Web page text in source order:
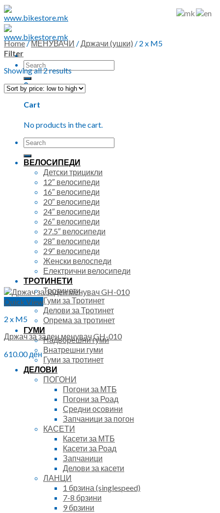
Skip
to
content
Search
for:
0
Cart
No products in the cart.
Search
for:
ВЕЛОСИПЕДИ
Детски трицикли
12″ велосипеди
16″ велосипеди
20″ велосипеди
24″ велосипеди
26″ велосипеди
27.5″ велосипеди
28″ велосипеди
29″ велосипеди
Женски велоспеди
Електрични велосипеди
ТРОТИНЕТИ
Тротинети
Гуми за Тротинет
Делови за Тротинет
Опрема за тротинет
ГУМИ
Надворешни гуми
Внатрешни гуми
Гуми за тротинет
ДЕЛОВИ
ПОГОНИ
Погони за МТБ
Погони за Роад
Средни осовини
Запчаници за погон
КАСЕТИ
Касети за МТБ
Касети за Роад
Запчаници
Делови за касети
ЛАНЦИ
1 брзина (singlespeed)
7-8 брзини
9 брзини
Home/МЕНУВАЧИ /Држачи (ушки) / 2 x M5
Filter
Showing all 2 results
Quick View
2 x M5
Држач за заден менувач GH-010
610.00ден